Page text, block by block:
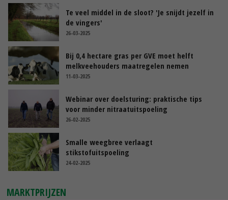
Te veel middel in de sloot? 'Je snijdt jezelf in
de vingers'
26-03-2025
Bij 0,4 hectare gras per GVE moet helft
melkveehouders maatregelen nemen
11-03-2025
Webinar over doelsturing: praktische tips
voor minder nitraatuitspoeling
26-02-2025
Smalle weegbree verlaagt
stikstofuitspoeling
24-02-2025
MARKTPRIJZEN